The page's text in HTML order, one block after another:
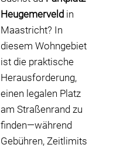
Heugemerveld in
Maastricht? In
diesem Wohngebiet
ist die praktische
Herausforderung,
einen legalen Platz
am Straßenrand zu
finden—während
Gebühren, Zeitlimits